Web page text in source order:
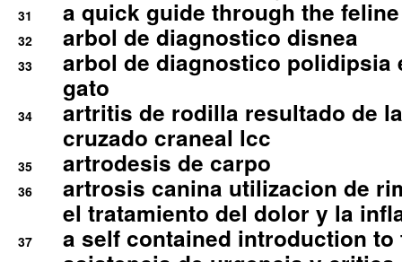
31 a quick guide through the
32 arbol de diagnostico disnea
33
arbol de diagnostico polidipsia
gato
34
artritis de rodilla resultado de
cruzado craneal lcc
35 artrodesis de carpo
36
artrosis canina utilizacion de
el tratamiento del dolor y la
37 a self contained introduction